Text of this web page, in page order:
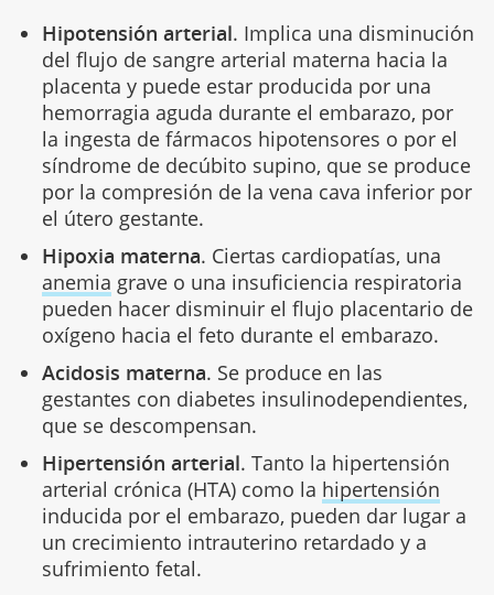
Hipotensión arterial. Implica una disminución
del flujo de sangre arterial materna hacia la
placenta y puede estar producida por una
hemorragia aguda durante el embarazo, por
la ingesta de fármacos hipotensores o por el
síndrome de decúbito supino, que se produce
por la compresión de la vena cava inferior por
el útero gestante.
Hipoxia materna. Ciertas cardiopatías, una
anemia grave o una insuficiencia respiratoria
pueden hacer disminuir el flujo placentario de
oxígeno hacia el feto durante el embarazo.
Acidosis materna. Se produce en las
gestantes con diabetes insulinodependientes,
que se descompensan.
Hipertensión arterial. Tanto la hipertensión
arterial crónica (HTA) como la hipertensión
inducida por el embarazo, pueden dar lugar a
un crecimiento intrauterino retardado y a
sufrimiento fetal.